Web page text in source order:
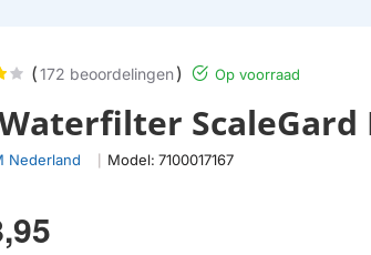
ScaleGard
Nederland Model: 7100017167
(172 beoordelingen) Op voorraad